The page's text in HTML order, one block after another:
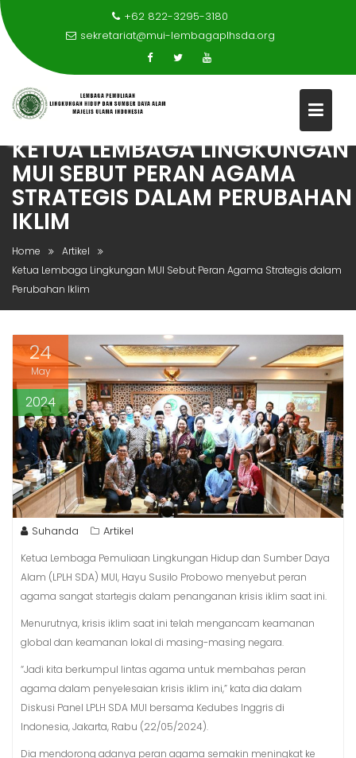
Skip
content
+62 822-3295-3180
sekretariat@mui-lembagaplhsda.org
KETUA LEMBAGA LINGKUNGAN
MUI SEBUT PERAN AGAMA
STRATEGIS DALAM PERUBAHAN
IKLIM
Home
Artikel
Ketua Lembaga Lingkungan MUI Sebut Peran Agama Strategis dalam
Perubahan Iklim
24
May
2024
Suhanda Artikel
Ketua Lembaga Pemuliaan Lingkungan Hidup dan Sumber Daya
Alam (LPLH SDA) MUI, Hayu Susilo Probowo menyebut peran
agama sangat startegis dalam penanganan krisis iklim saat ini.
Menurutnya, krisis iklim saat ini telah mengancam keamanan
global dan keamanan lokal di masing-masing negara.
“Jadi kita berkumpul lintas agama untuk membahas peran
agama dalam penyelesaian krisis iklim ini,” kata dia dalam
Diskusi Panel LPLH SDA MUI bersama Kedubes Inggris di
Indonesia, Jakarta, Rabu (22/05/2024).
Dia mendorong adanya peran agama semakin meningkat ke